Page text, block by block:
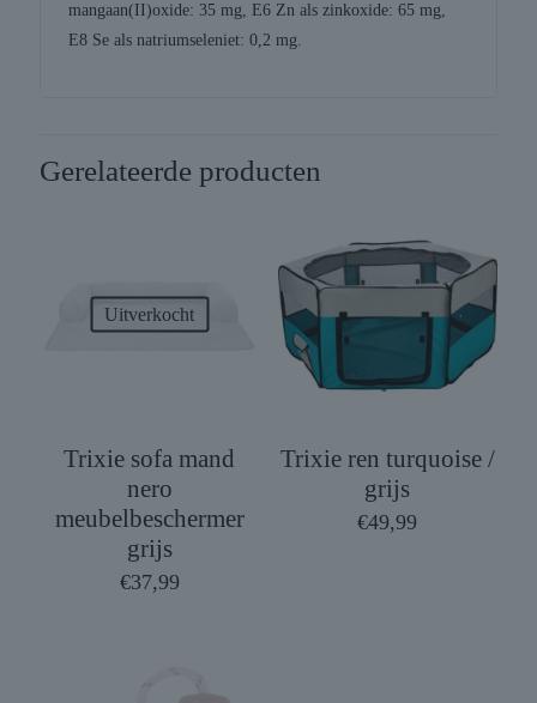
mangaan(II)oxide: 35 mg, E6 Zn als zinkoxide: 65 mg,
E8 Se als natriumseleniet: 0,2 mg.
Gerelateerde producten
Uitverkocht
Trixie sofa mand
nero
meubelbeschermer
grijs
€37,99
Trixie ren turquoise /
grijs
€49,99